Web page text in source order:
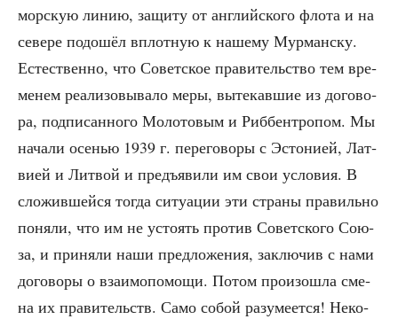
мор­скую линию, защи­ту от англий­ско­го фло­та и на
севе­ре подо­шёл вплот­ную к наше­му Мур­ман­ску.
Есте­ствен­но, что Совет­ское пра­ви­тель­ство тем вре­
ме­нем реа­ли­зо­вы­ва­ло меры, выте­кав­шие из дого­во­
ра, под­пи­сан­но­го Моло­то­вым и Риббен­тро­пом. Мы
нача­ли осе­нью 1939 г. пере­го­во­ры с Эсто­ни­ей, Лат­
ви­ей и Лит­вой и предъ­яви­ли им свои усло­вия. В
сло­жив­шей­ся тогда ситу­а­ции эти стра­ны пра­виль­но
поня­ли, что им не усто­ять про­тив Совет­ско­го Сою­
за, и при­ня­ли наши пред­ло­же­ния, заклю­чив с нами
дого­во­ры о вза­и­мо­по­мо­щи. Потом про­изо­шла сме­
на их пра­ви­тельств. Само собой разу­ме­ет­ся! Неко­